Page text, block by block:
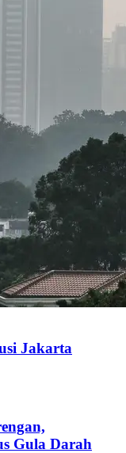
Jakarta
Gula Darah